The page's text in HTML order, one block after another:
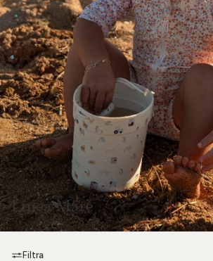
Linea Mare
Filtra